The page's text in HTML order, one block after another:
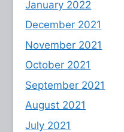
January 2022
December 2021
November 2021
October 2021
September 2021
August 2021
July 2021